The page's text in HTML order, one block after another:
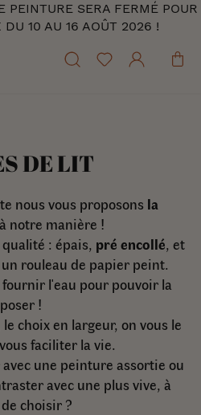
PEINTURE SERA FERMÉ POUR
DU 10 AU 16 AOÛT 2026 !
DE LIT
nous vous proposons la
à notre manière !
: épais, pré encollé, et
rouleau de papier peint.
fournir l'eau pour pouvoir la
poser !
choix en largeur, on vous le
faciliter la vie.
une peinture assortie ou
avec une plus vive, à
de choisir ?